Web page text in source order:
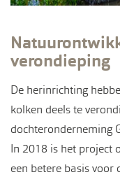
verondieping
De herinrichting
kolken deels te
dochteronderneming
In 2018 is het project
een betere basis